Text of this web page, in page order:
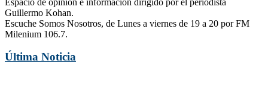
Guillermo Kohan.
Escuche Somos Nosotros, de Lunes a viernes de 19 a 20 por FM
Milenium 106.7.
Última Noticia